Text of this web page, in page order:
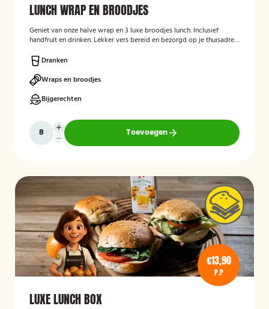
LUNCH WRAP EN BROODJES
Geniet van onze halve wrap en 3 luxe broodjes lunch. Inclusief
handfruit en drinken. Lekker vers bereid en bezorgd op je thuisadres
Dranken
Wraps en broodjes
Bijgerechten
Toevoegen
€13,90
P.P
LUXE LUNCH BOX